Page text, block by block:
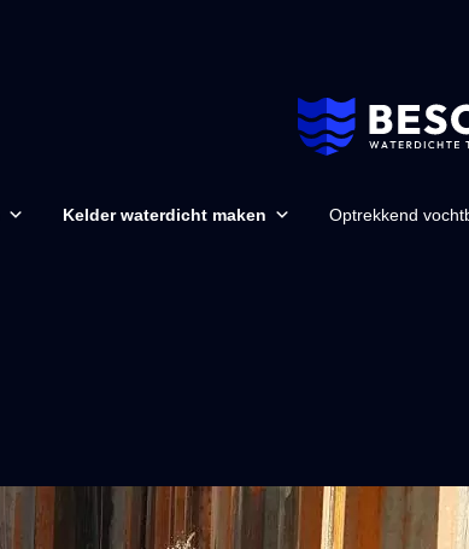
Kelder waterdicht maken Optrekkend